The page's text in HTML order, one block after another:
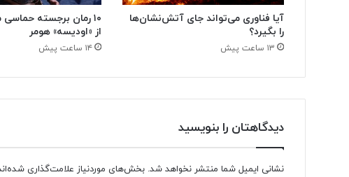
آیا فناوری می‌تواند جای آتش‌نشان‌ها
را بگیرد؟
۱۳ ساعت پیش
۱۰ رمان برجسته حماسی
از «اودیسه» هومر
۱۴ ساعت پیش
دیدگاهتان را بنویسید
نشانی ایمیل شما منتشر نخواهد شد. بخش‌های موردنیاز علامت‌گذاری